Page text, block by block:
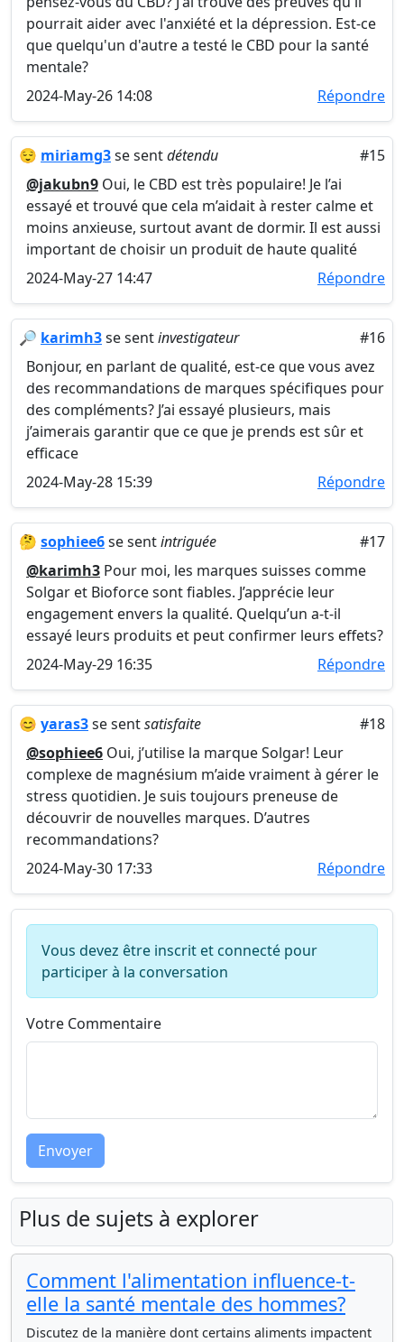
pourrait aider avec l'anxiété et la dépression. Est-ce
que quelqu'un d'autre a testé le CBD pour la santé
mentale?
2024-May-26 14:08
Répondre
😌 miriamg3se sentdétendu
#15
@jakubn9 Oui, le CBD est très populaire! Je l’ai
essayé et trouvé que cela m’aidait à rester calme et
moins anxieuse, surtout avant de dormir. Il est aussi
important de choisir un produit de haute qualité
2024-May-27 14:47
Répondre
🔎 karimh3se sentinvestigateur
#16
Bonjour, en parlant de qualité, est-ce que vous avez
des recommandations de marques spécifiques pour
des compléments? J’ai essayé plusieurs, mais
j’aimerais garantir que ce que je prends est sûr et
efficace
2024-May-28 15:39
Répondre
🤔 sophiee6se sentintriguée
#17
@karimh3 Pour moi, les marques suisses comme
Solgar et Bioforce sont fiables. J’apprécie leur
engagement envers la qualité. Quelqu’un a-t-il
essayé leurs produits et peut confirmer leurs effets?
2024-May-29 16:35
Répondre
😊 yaras3se sentsatisfaite
#18
@sophiee6 Oui, j’utilise la marque Solgar! Leur
complexe de magnésium m’aide vraiment à gérer le
stress quotidien. Je suis toujours preneuse de
découvrir de nouvelles marques. D’autres
recommandations?
2024-May-30 17:33
Répondre
Vous devez être inscrit et connecté pour
participer à la conversation
Votre Commentaire
Envoyer
Plus de sujets à explorer
Comment l'alimentation influence-t-
elle la santé mentale des hommes?
Discutez de la manière dont certains aliments impactent